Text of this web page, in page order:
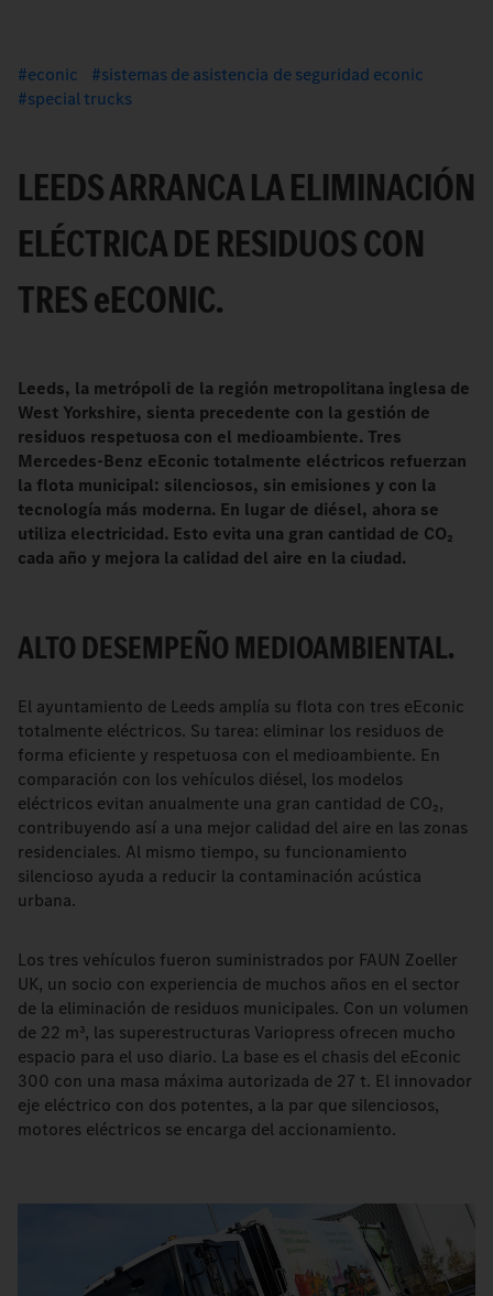
econic
sistemas de asistencia de seguridad econic
special trucks
LEEDS ARRANCA LA ELIMINACIÓN
ELÉCTRICA DE RESIDUOS CON
TRESeECONIC.
Leeds, la metrópoli de la región metropolitana inglesa de
West Yorkshire, sienta precedente con la gestión de
residuos respetuosa con el medioambiente. Tres
Mercedes-Benz eEconic totalmente eléctricos refuerzan
la flota municipal: silenciosos, sin emisiones y con la
tecnología más moderna. En lugar de diésel, ahora se
utiliza electricidad. Esto evita una gran cantidad de CO₂
cada año y mejora la calidad del aire en la ciudad.
ALTO DESEMPEÑO MEDIOAMBIENTAL.
El ayuntamiento de Leeds amplía su flota con tres eEconic
totalmente eléctricos. Su tarea: eliminar los residuos de
forma eficiente y respetuosa con el medioambiente. En
comparación con los vehículos diésel, los modelos
eléctricos evitan anualmente una gran cantidad de CO₂,
contribuyendo así a una mejor calidad del aire en las zonas
residenciales. Al mismo tiempo, su funcionamiento
silencioso ayuda a reducir la contaminación acústica
urbana.
Los tres vehículos fueron suministrados por FAUN Zoeller
UK, un socio con experiencia de muchos años en el sector
de la eliminación de residuos municipales. Con un volumen
de 22 m³, las superestructuras Variopress ofrecen mucho
espacio para el uso diario. La base es el chasis del eEconic
300 con una masa máxima autorizada de 27 t. El innovador
eje eléctrico con dos potentes, a la par que silenciosos,
motores eléctricos se encarga del accionamiento.